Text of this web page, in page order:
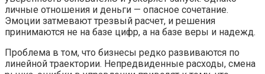
личные отношения и деньги — опасное сочетание.
Эмоции затмевают трезвый расчет, и решения
принимаются не на базе цифр, а на базе веры и надежд.
Проблема в том, что бизнесы редко развиваются по
линейной траектории. Непредвиденные расходы, смена